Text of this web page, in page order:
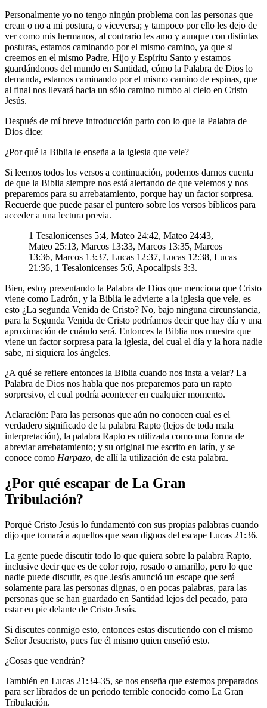
Personalmente yo no tengo ningún problema con las personas que
crean o no a mi postura, o viceversa; y tampoco por ello les dejo de
ver como mis hermanos, al contrario les amo y aunque con distintas
posturas, estamos caminando por el mismo camino, ya que si
creemos en el mismo Padre, Hijo y Espíritu Santo y estamos
guardándonos del mundo en Santidad, cómo la Palabra de Dios lo
demanda, estamos caminando por el mismo camino de espinas, que
al final nos llevará hacia un sólo camino rumbo al cielo en Cristo
Jesús.
Después de mí breve introducción parto con lo que la Palabra de
Dios dice:
¿Por qué la Biblia le enseña a la iglesia que vele?
Si leemos todos los versos a continuación, podemos darnos cuenta
de que la Biblia siempre nos está alertando de que velemos y nos
preparemos para su arrebatamiento, porque hay un factor sorpresa.
Recuerde que puede pasar el puntero sobre los versos bíblicos para
acceder a una lectura previa.
1 Tesalonicenses 5:4, Mateo 24:42, Mateo 24:43,
Mateo 25:13, Marcos 13:33, Marcos 13:35, Marcos
13:36, Marcos 13:37, Lucas 12:37, Lucas 12:38, Lucas
21:36, 1 Tesalonicenses 5:6, Apocalipsis 3:3.
Bien, estoy presentando la Palabra de Dios que menciona que Cristo
viene como Ladrón, y la Biblia le advierte a la iglesia que vele, es
esto ¿La segunda Venida de Cristo? No, bajo ninguna circunstancia,
para la Segunda Venida de Cristo podríamos decir que hay día y una
aproximación de cuándo será. Entonces la Biblia nos muestra que
viene un factor sorpresa para la iglesia, del cual el día y la hora nadie
sabe, ni siquiera los ángeles.
¿A qué se refiere entonces la Biblia cuando nos insta a velar? La
Palabra de Dios nos habla que nos preparemos para un rapto
sorpresivo, el cual podría acontecer en cualquier momento.
Aclaración: Para las personas que aún no conocen cual es el
verdadero significado de la palabra Rapto (lejos de toda mala
interpretación), la palabra Rapto es utilizada como una forma de
abreviar arrebatamiento; y su original fue escrito en latín, y se
conoce como Harpazo, de allí la utilización de esta palabra.
¿Por qué escapar de La Gran
Tribulación?
Porqué Cristo Jesús lo fundamentó con sus propias palabras cuando
dijo que tomará a aquellos que sean dignos del escape Lucas 21:36.
La gente puede discutir todo lo que quiera sobre la palabra Rapto,
inclusive decir que es de color rojo, rosado o amarillo, pero lo que
nadie puede discutir, es que Jesús anunció un escape que será
solamente para las personas dignas, o en pocas palabras, para las
personas que se han guardado en Santidad lejos del pecado, para
estar en pie delante de Cristo Jesús.
Si discutes conmigo esto, entonces estas discutiendo con el mismo
Señor Jesucristo, pues fue él mismo quien enseñó esto.
¿Cosas que vendrán?
También en Lucas 21:34-35, se nos enseña que estemos preparados
para ser librados de un periodo terrible conocido como La Gran
Tribulación.